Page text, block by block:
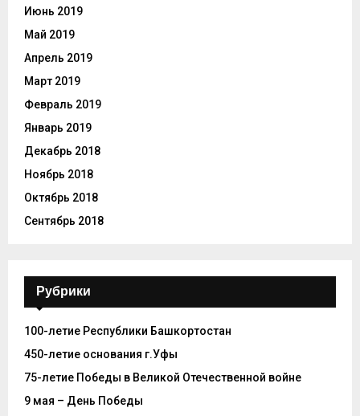
Июнь 2019
Май 2019
Апрель 2019
Март 2019
Февраль 2019
Январь 2019
Декабрь 2018
Ноябрь 2018
Октябрь 2018
Сентябрь 2018
Рубрики
100-летие Республики Башкортостан
450-летие основания г.Уфы
75-летие Победы в Великой Отечественной войне
9 мая – День Победы